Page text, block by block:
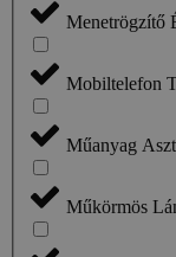
Menetrögzítő
Mobiltelefon
Műanyag
Műkörmös